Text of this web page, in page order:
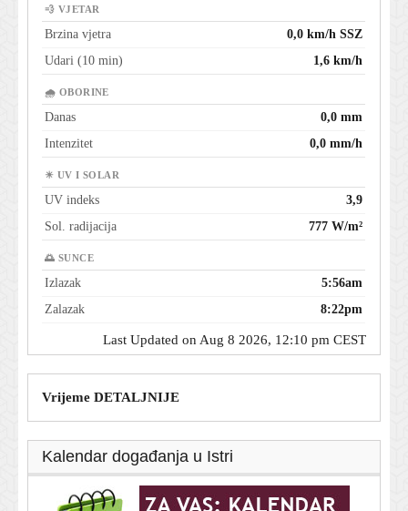
💨 VJETAR
Brzina vjetra
0,0 km/h SSZ
Udari (10 min)
1,6 km/h
🌧 OBORINE
Danas
0,0 mm
Intenzitet
0,0 mm/h
☀ UV I SOLAR
UV indeks
3,9
Sol. radijacija
777 W/m²
🌅 SUNCE
Izlazak
5:56am
Zalazak
8:22pm
Last Updated on Aug 8 2026, 12:10 pm CEST
Vrijeme DETALJNIJE
Kalendar događanja u Istri